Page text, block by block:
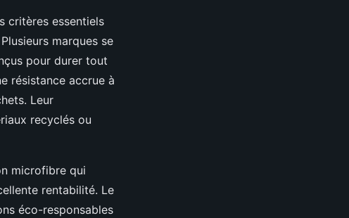
critères essentiels
marques se
pour durer tout
résistance accrue à
Leur
recyclés ou
microfibre qui
rentabilité. Le
éco-responsables